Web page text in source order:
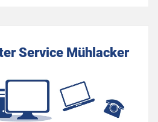
Service Mühlacker